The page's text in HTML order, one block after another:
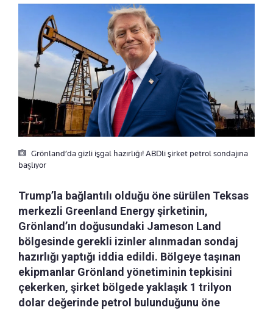
Grönland’da gizli işgal hazırlığı! ABDli şirket petrol sondajına
başlıyor
Trump’la bağlantılı olduğu öne sürülen Teksas
merkezli Greenland Energy şirketinin,
Grönland’ın doğusundaki Jameson Land
bölgesinde gerekli izinler alınmadan sondaj
hazırlığı yaptığı iddia edildi. Bölgeye taşınan
ekipmanlar Grönland yönetiminin tepkisini
çekerken, şirket bölgede yaklaşık 1 trilyon
dolar değerinde petrol bulunduğunu öne